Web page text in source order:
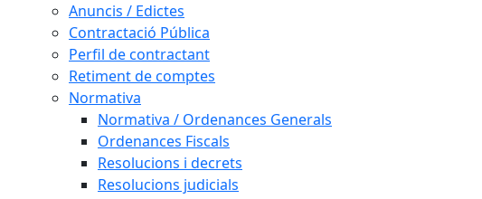
Anuncis / Edictes
Contractació Pública
Perfil de contractant
Retiment de comptes
Normativa
Normativa / Ordenances Generals
Ordenances Fiscals
Resolucions i decrets
Resolucions judicials